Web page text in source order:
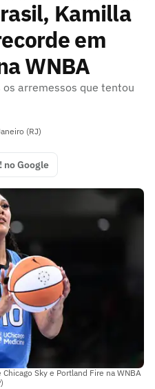
Kamilla
em
WNBA
arremessos que tentou
(RJ)
no Google
Sky e Portland Fire na WNBA